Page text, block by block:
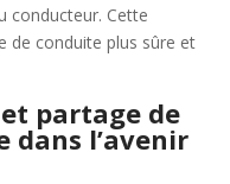
conducteur. Cette
de conduite plus sûre et
partage de
dans l’avenir